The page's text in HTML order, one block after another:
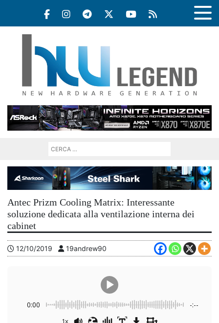
Antec Prizm Cooling Matrix: Interessante
soluzione dedicata alla ventilazione interna dei
cabinet
12/10/2019 19andrew90
0:00 -:--
1x